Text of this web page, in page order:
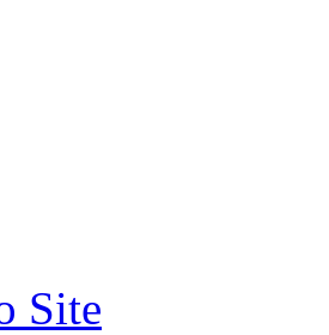
Site